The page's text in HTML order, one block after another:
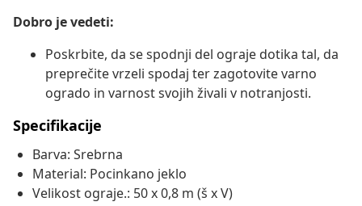
Dobro je vedeti:
Poskrbite, da se spodnji del ograje dotika tal, da
preprečite vrzeli spodaj ter zagotovite varno
ogrado in varnost svojih živali v notranjosti.
Specifikacije
Barva: Srebrna
Material: Pocinkano jeklo
Velikost ograje.: 50 x 0,8 m (š x V)